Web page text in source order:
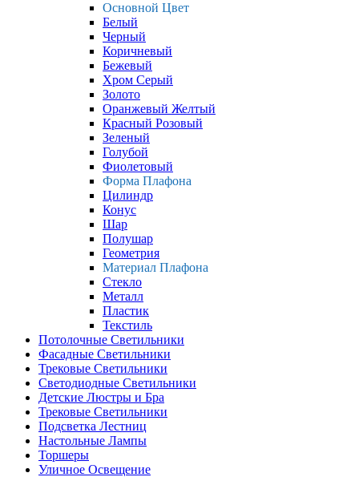
Основной Цвет
Белый
Черный
Коричневый
Бежевый
Хром Серый
Золото
Оранжевый Желтый
Красный Розовый
Зеленый
Голубой
Фиолетовый
Форма Плафона
Цилиндр
Конус
Шар
Полушар
Геометрия
Материал Плафона
Стекло
Металл
Пластик
Текстиль
Потолочные Светильники
Фасадные Светильники
Трековые Светильники
Светодиодные Светильники
Детские Люстры и Бра
Трековые Светильники
Подсветка Лестниц
Настольные Лампы
Торшеры
Уличное Освещение